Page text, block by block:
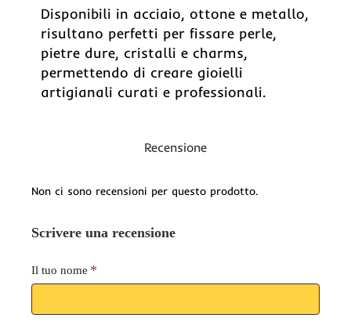
Disponibili in acciaio, ottone e metallo,
risultano perfetti per fissare perle,
pietre dure, cristalli e charms,
permettendo di creare gioielli
artigianali curati e professionali.
Recensione
Non ci sono recensioni per questo prodotto.
Scrivere una recensione
Il tuo nome